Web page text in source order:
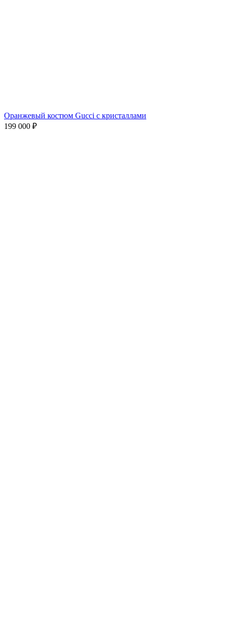
Оранжевый костюм Gucci с кристаллами
199 000 ₽